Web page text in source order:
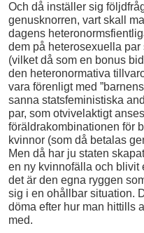
Och då inställer sig
genusknorren, vart skall
dagens
dem på heterosexuella par
(vilket då som en bonus
den heteronormativa
vara förenligt med
sanna statsfeministiska
par, som otvivelaktigt
föräldrakombinationen för
kvinnor (som då betalas
Men då har ju staten
en ny kvinnofälla och blivit
det är den egna ryggen
sig i en ohållbar situation.
döma efter hur man hittills
med.